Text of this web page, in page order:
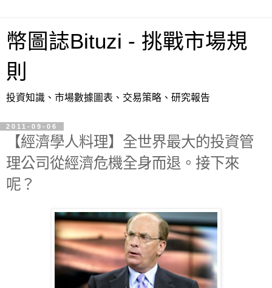
幣圖誌Bituzi - 挑戰市場規
則
投資知識、市場數據圖表、交易策略、研究報告
2011-09-06
【經濟學人料理】全世界最大的投資管
理公司從經濟危機全身而退。接下來
呢？